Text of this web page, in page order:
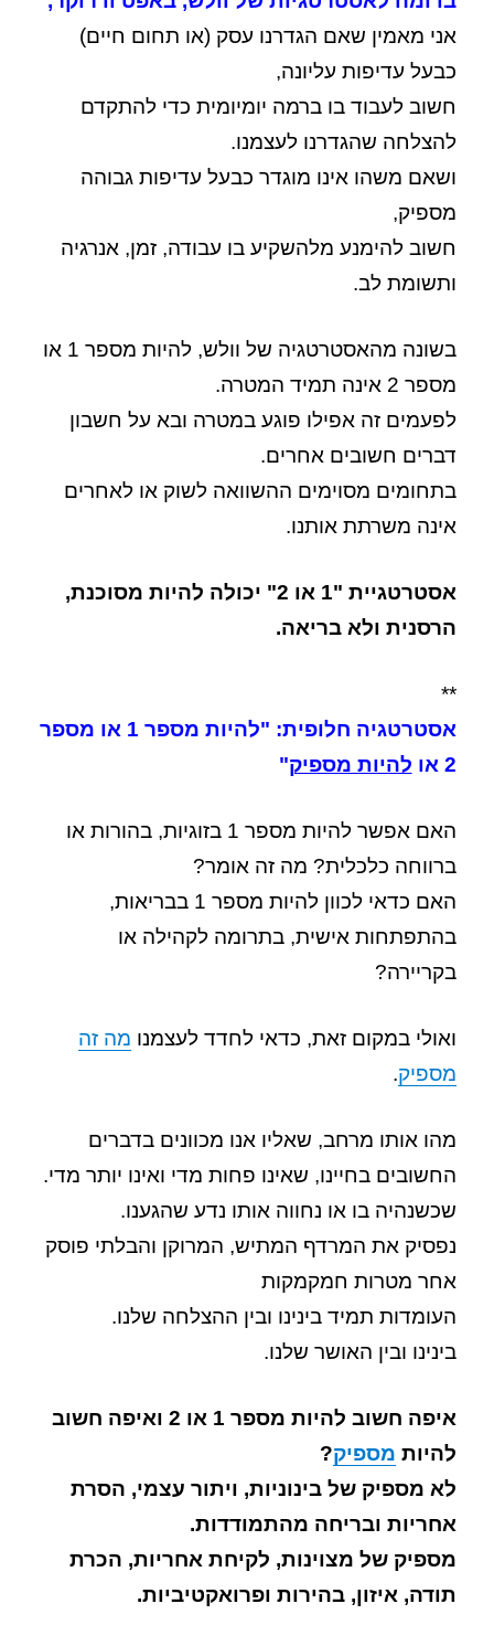
אני מאמין שאם הגדרנו עסק (או תחום חיים)
כבעל עדיפות עליונה,
חשוב לעבוד בו ברמה יומיומית כדי להתקדם
להצלחה שהגדרנו לעצמנו.
ושאם משהו אינו מוגדר כבעל עדיפות גבוהה
מספיק,
חשוב להימנע מלהשקיע בו עבודה, זמן, אנרגיה
ותשומת לב.
בשונה מהאסטרטגיה של וולש, להיות מספר 1 או
מספר 2 אינה תמיד המטרה.
לפעמים זה אפילו פוגע במטרה ובא על חשבון
דברים חשובים אחרים.
בתחומים מסוימים ההשוואה לשוק או לאחרים
אינה משרתת אותנו.
אסטרטגיית "1 או 2" יכולה להיות מסוכנת,
הרסנית ולא בריאה.
**
אסטרטגיה חלופית: "להיות מספר 1 או מספר
2 או
להיות מספיק"
האם אפשר להיות מספר 1 בזוגיות, בהורות או
ברווחה כלכלית? מה זה אומר?
האם כדאי לכוון להיות מספר 1 בבריאות,
בהתפתחות אישית, בתרומה לקהילה או
בקריירה?
ואולי במקום זאת, כדאי לחדד לעצמנו מה זה
מספיק.
מהו אותו מרחב, שאליו אנו מכוונים בדברים
החשובים בחיינו, שאינו פחות מדי ואינו יותר מדי.
שכשנהיה בו או נחווה אותו נדע שהגענו.
נפסיק את המרדף המתיש, המרוקן והבלתי פוסק
אחר מטרות חמקמקות
העומדות תמיד בינינו ובין ההצלחה שלנו.
בינינו ובין האושר שלנו.
איפה חשוב להיות מספר 1 או 2 ואיפה חשוב
להיות מספיק?
לא מספיק של בינוניות, ויתור עצמי, הסרת
אחריות ובריחה מהתמודדות.
מספיק של מצוינות, לקיחת אחריות, הכרת
תודה, איזון, בהירות ופרואקטיביות.